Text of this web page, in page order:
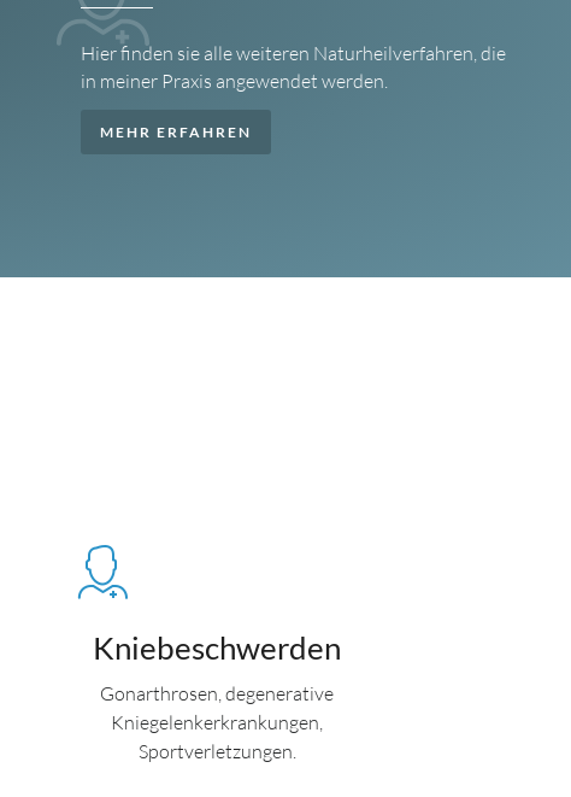
Hier finden sie alle weiteren Naturheilverfahren, die
in meiner Praxis angewendet werden.
MEHR ERFAHREN
Kniebeschwerden
Gonarthrosen, degenerative
Kniegelenkerkrankungen,
Sportverletzungen.